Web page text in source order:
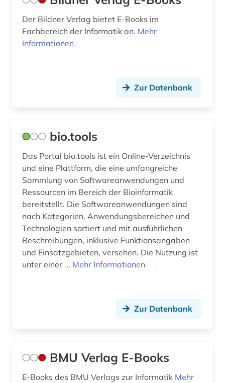
ingenieurswesen (1)
iso-norm (1)
it (4)
it-sicherheit (2)
java (1)
karriere (1)
kernphysik (2)
ki (3)
kommunikationstechnik (3)
Der Bildner Verlag bietet E-Books im
Fachbereich der Informatik an. Mehr
Informationen
Zur Datenbank
bio.tools
Das Portal bio.tools ist ein Online-Verzeichnis
und eine Plattform, die eine umfangreiche
Sammlung von Softwareanwendungen und
Ressourcen im Bereich der Bioinformatik
bereitstellt. Die Softwareanwendungen sind
nach Kategorien, Anwendungsbereichen und
Technologien sortiert und mit ausführlichen
Beschreibungen, inklusive Funktionsangaben
und Einsatzgebieten, versehen. Die Nutzung ist
unter einer ... Mehr Informationen
Zur Datenbank
BMU Verlag E-Books
E-Books des BMU Verlags zur Informatik Mehr